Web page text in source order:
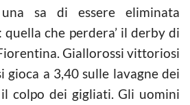
sa di essere eliminata
che perdera’ il derby di
Giallorossi vittoriosi
gioca a 3,40 sulle lavagne dei
colpo dei gigliati. Gli uomini